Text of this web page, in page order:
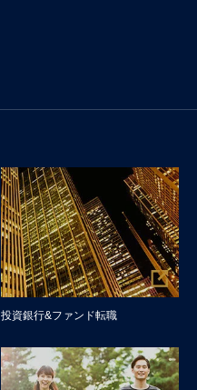
投資銀行&ファンド転職